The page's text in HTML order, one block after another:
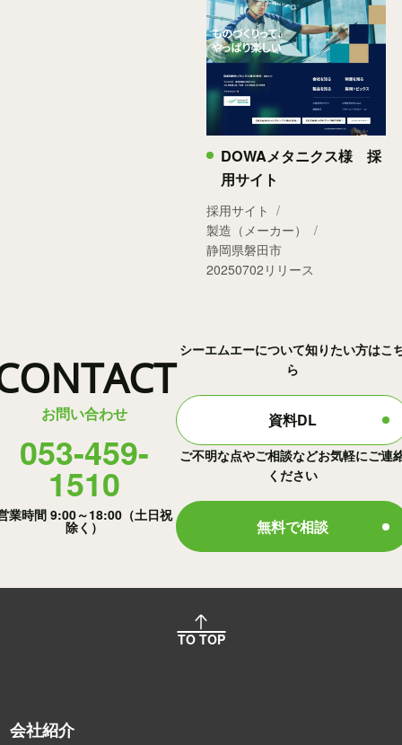
DOWAメタニクス様 採
用サイト
採用サイト
製造（メーカー）
静岡県磐田市
20250702リリース
お問い合わせ
053-459-
1510
業時間 9:00～18:00（土日祝
除く）
シーエムエーについて知りたい方はこ
ら
資料DL
ご不明な点やご相談などお気軽にご連
ください
無料で相談
TO TOP
会社紹介